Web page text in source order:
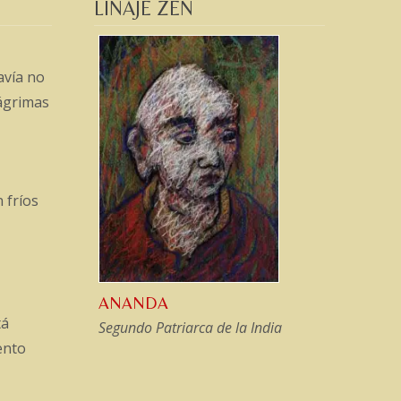
no
fríos
LINAJE ZEN
ANANDA
Segundo Patriarca de la India